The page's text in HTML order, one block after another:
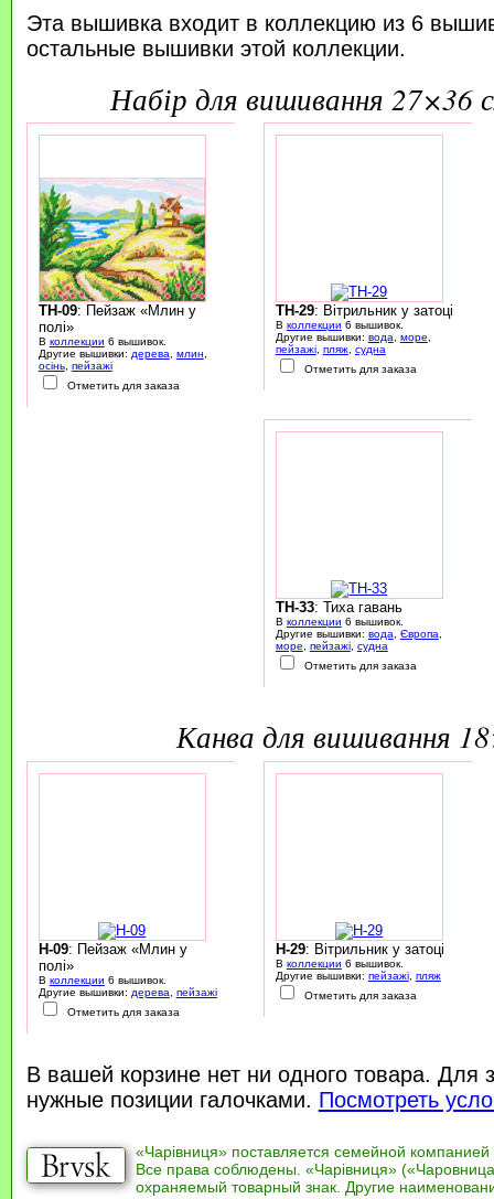
Эта вышивка входит в коллекцию из 6
остальные вышивки этой коллекции.
набір для вишивання
TH-09: Пейзаж «Млин у
полі»
В коллекции 6 вышивок.
Другие вышивки: дерева, млин,
осінь, пейзажі
Отметить для заказа
TH-29: Вітрильник у затоці
В коллекции 6 вышивок.
Другие вышивки: вода, море,
пейзажі, пляж, судна
Отметить для заказа
TH-33: Тиха гавань
В коллекции 6 вышивок.
Другие вышивки: вода, Європа,
море, пейзажі, судна
Отметить для заказа
канва для вишивання
H-09: Пейзаж «Млин у
полі»
В коллекции 6 вышивок.
Другие вышивки: дерева
пейзажі
Отметить для заказа
H-29: Вітрильник у затоці
В коллекции 6 вышивок.
Другие вышивки: пейзажі, пляж
Отметить для заказа
В вашей корзине нет ни одного товара. Для
нужные позиции галочками. Посмотреть
«Чарівниця» поставляется семейной компанией
Все права соблюдены. «Чарівниця»
охраняемый товарный знак. Другие